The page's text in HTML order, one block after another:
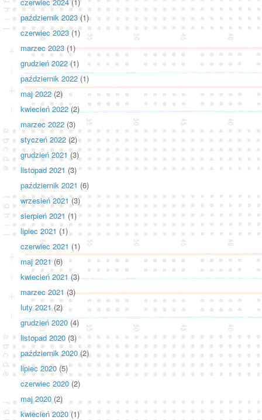
październik 2023(1)
czerwiec 2023(1)
marzec 2023(1)
grudzień 2022(1)
październik 2022 (1)
maj 2022(2)
kwiecień 2022(2)
marzec 2022 (3)
styczeń 2022 (2)
grudzień 2021 (3)
listopad 2021 (3)
październik 2021 (6)
wrzesień 2021(3)
sierpień 2021 (1)
lipiec 2021 (1)
czerwiec 2021 (1)
maj 2021(6)
kwiecień 2021 (3)
marzec 2021(3)
luty 2021(2)
grudzień 2020 (4)
listopad 2020 (3)
październik 2020(2)
lipiec 2020 (5)
czerwiec 2020 (2)
maj 2020(2)
kwiecień 2020(1)